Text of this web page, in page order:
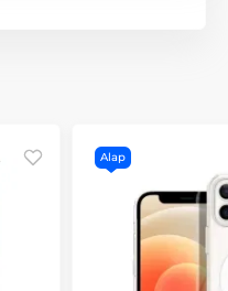
Alap